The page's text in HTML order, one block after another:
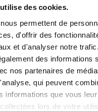
des cookies.
permettent de
d'offrir des
et d'analyser notre
des informations
nos partenaires de
qui peuvent
informations que vous
lors de votre
Risque
numérique
2023
€ TTC